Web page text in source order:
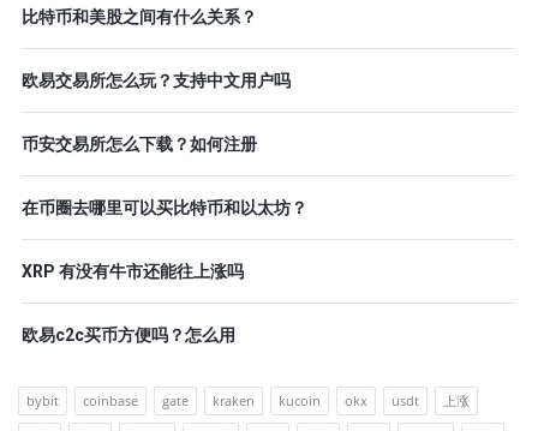
比特币和美股之间有什么关系？
欧易交易所怎么玩？支持中文用户吗
币安交易所怎么下载？如何注册
在币圈去哪里可以买比特币和以太坊？
XRP 有没有牛市还能往上涨吗
欧易c2c买币方便吗？怎么用
bybit coinbase gate kraken kucoin okx usdt
上涨